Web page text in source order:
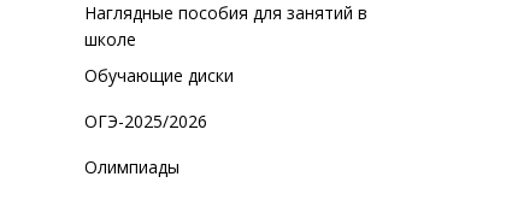
Наглядные пособия для занятий в
школе
Обучающие диски
ОГЭ-2025/2026
Олимпиады